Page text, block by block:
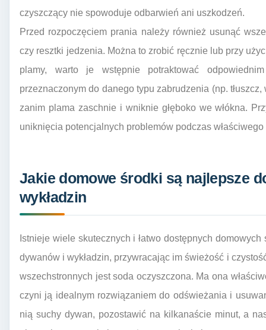
czyszczący nie spowoduje odbarwień ani uszkodzeń.
Przed rozpoczęciem prania należy również usunąć
czy resztki jedzenia. Można to zrobić ręcznie lub przy
plamy, warto je wstępnie potraktować
przeznaczonym do danego typu zabrudzenia (np.
zanim plama zaschnie i wniknie głęboko we włókna.
uniknięcia potencjalnych problemów podczas
Jakie domowe środki są najlepsze
wykładzin
Istnieje wiele skutecznych i łatwo dostępnych
dywanów i wykładzin, przywracając im świeżość i
wszechstronnych jest soda oczyszczona. Ma ona
czyni ją idealnym rozwiązaniem do odświeżania i
nią suchy dywan, pozostawić na kilkanaście minut, a